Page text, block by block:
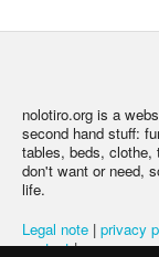
nolotiro.org is a
second hand stuff:
tables, beds, clothe,
don't want or need,
life.
Legal note | privacy
contact|